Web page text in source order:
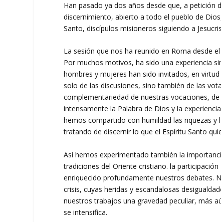
Han pasado ya dos años desde que, a petición
discernimiento, abierto a todo el pueblo de
Santo, discípulos misioneros siguiendo a
La sesión que nos ha reunido en Roma desde
Por muchos motivos, ha sido una experiencia
hombres y mujeres han sido invitados, en
solo de las discusiones, sino también de las
complementariedad de nuestras vocaciones,
intensamente la Palabra de Dios y la
hemos compartido con humildad las riquezas
tratando de discernir lo que el Espíritu Santo
Así hemos experimentado también la
tradiciones del Oriente cristiano. la
enriquecido profundamente nuestros debates.
crisis, cuyas heridas y escandalosas
nuestros trabajos una gravedad peculiar, más
se intensifica.